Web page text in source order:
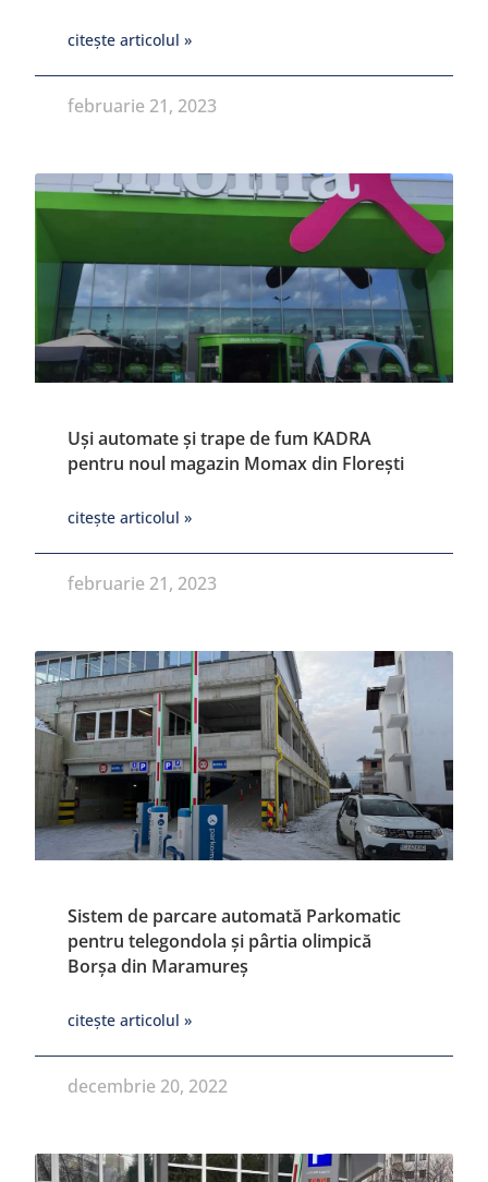
citește articolul »
februarie 21, 2023
Uși automate și trape de fum KADRA
pentru noul magazin Momax din Florești
citește articolul »
februarie 21, 2023
Sistem de parcare automată Parkomatic
pentru telegondola și pârtia olimpică
Borșa din Maramureș
citește articolul »
decembrie 20, 2022